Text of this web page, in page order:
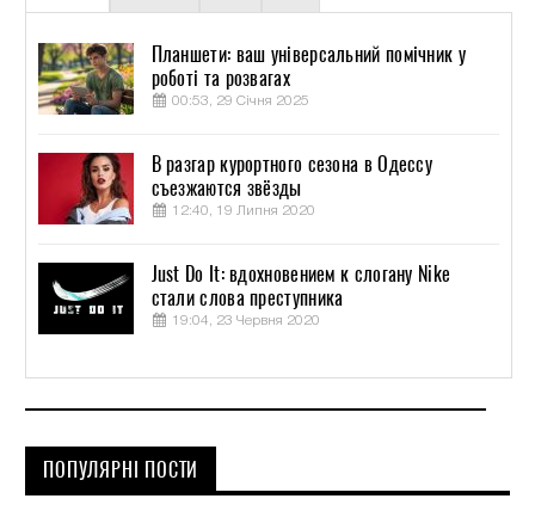
Планшети: ваш універсальний помічник у
роботі та розвагах
00:53, 29 Січня 2025
В разгар курортного сезона в Одессу
съезжаются звёзды
12:40, 19 Липня 2020
Just Do It: вдохновением к слогану Nike
стали слова преступника
19:04, 23 Червня 2020
ПОПУЛЯРНІ ПОСТИ